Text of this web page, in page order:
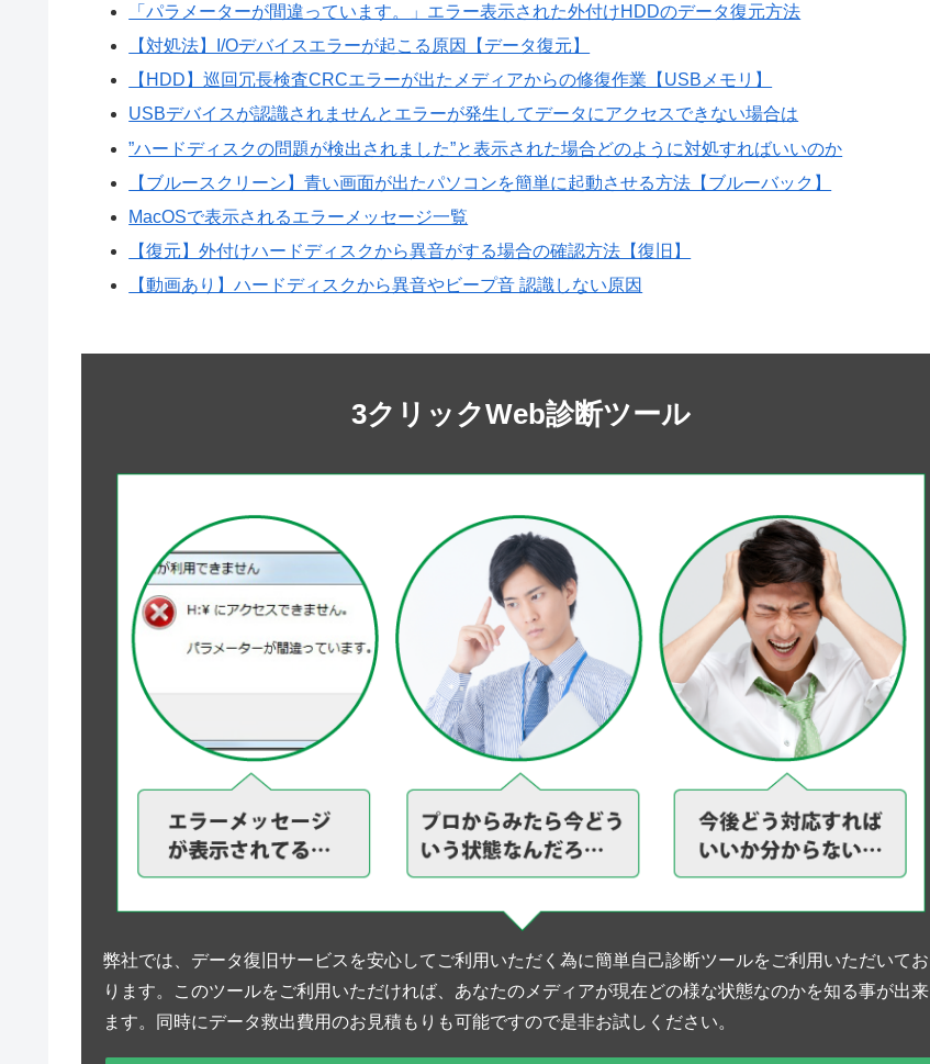
「パラメーターが間違っています。」エラー表示された外付けHDDのデータ復元方法
【対処法】I/Oデバイスエラーが起こる原因【データ復元】
【HDD】巡回冗長検査CRCエラーが出たメディアからの修復作業【USBメモリ】
USBデバイスが認識されませんとエラーが発生してデータにアクセスできない場合は
”ハードディスクの問題が検出されました”と表示された場合どのように対処すればいいのか
【ブルースクリーン】青い画面が出たパソコンを簡単に起動させる方法【ブルーバック】
MacOSで表示されるエラーメッセージ一覧
【復元】外付けハードディスクから異音がする場合の確認方法【復旧】
【動画あり】ハードディスクから異音やビープ音 認識しない原因
3クリックWeb診断ツール
弊社では、データ復旧サービスを安心してご利用いただく為に簡単自己診断ツールをご利用いただいてお
ります。このツールをご利用いただければ、あなたのメディアが現在どの様な状態なのかを知る事が出来
ます。同時にデータ救出費用のお見積もりも可能ですので是非お試しください。